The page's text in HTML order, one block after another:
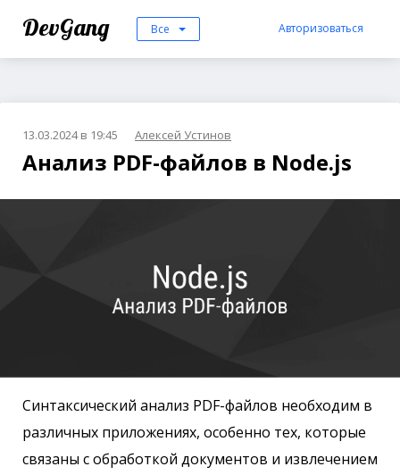
DevGang Все Авторизоваться
13.03.2024 в 19:45 Алексей Устинов
Анализ PDF-файлов в Node.js
Синтаксический анализ PDF-файлов необходим в
различных приложениях, особенно тех, которые
связаны с обработкой документов и извлечением